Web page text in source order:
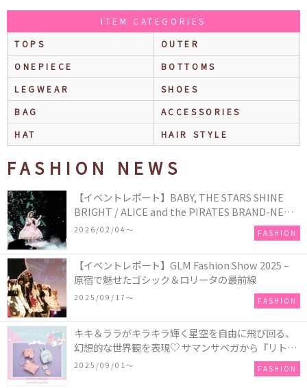
ITEM CATEGORIES
TOPS
OUTER
ONEPIECE
BOTTOMS
LEGWEAR
SHOES
BAG
ACCESSORIES
HAT
HAIR STYLE
FASHION NEWS
【イベントレポート】BABY, THE STARS SHINE
BRIGHT / ALICE and the PIRATES BRAND-NEW
COLLECTION in TOKYO
2026/02/04〜 FASHION
【イベントレポート】GLM Fashion Show 2025 –
原宿で魅せたゴシック＆ロリータの最前線
2025/09/17〜 FASHION
キキ＆ララがキラキラ輝く星空を自由に飛び回る、
幻想的な世界観を表現♡ サマンサベガから『リトル
ツインスターズ』50周年アニバーサリーイヤー』を
2025/09/01〜 FASHION